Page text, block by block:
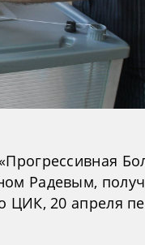
Радевым,
ЦИК, 20 апреля